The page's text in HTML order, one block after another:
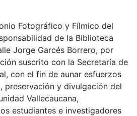
Fotográfico y Fílmico del
de la Biblioteca
Jorge Garcés Borrero, por
suscrito con la Secretaría de
con el fin de aunar esfuerzos
preservación y divulgación del
Vallecaucana,
estudiantes e investigadores